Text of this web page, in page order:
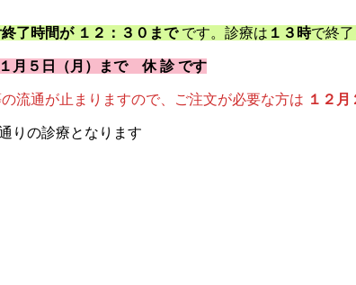
了時間が １２：３０までです。診療は １３時で終
月５日（月）まで 休 診 です
流通が止まりますので、ご注文が必要な方は １２月
りの診療となります